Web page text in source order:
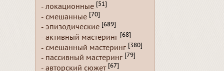
- локационные [51]
- смешанные [70]
- эпизодические [689]
- активный мастеринг [68]
- смешанный мастеринг [380]
- пассивный мастеринг [79]
- авторский сюжет [67]